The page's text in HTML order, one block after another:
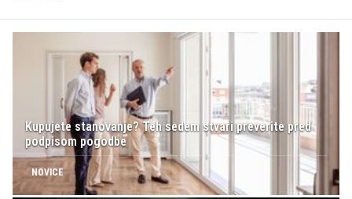
Kupujete stanovanje? Teh sedem stvari preverite pred
podpisom pogodbe
NOVICE